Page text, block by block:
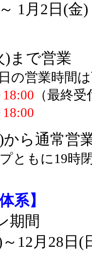
1月2日(金)
)まで営業
の営業時間
18:00 （最終
18:00
から通常営
ともに19時
系】
期間
12月28日(